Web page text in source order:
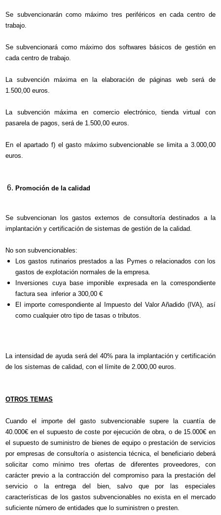
Se subvencionarán como máximo tres periféricos en cada centro de
trabajo.
Se subvencionará como máximo dos softwares básicos de gestión en
cada centro de trabajo.
La subvención máxima en la elaboración de páginas web será de
1.500,00 euros.
La subvención máxima en comercio electrónico, tienda virtual con
pasarela de pagos, será de 1.500,00 euros.
En el apartado f) el gasto máximo subvencionable se limita a 3.000,00
euros.
Promoción de la calidad
Se subvencionan los gastos externos de consultoría destinados a la
implantación y certificación de sistemas de gestión de la calidad.
No son subvencionables:
Los gastos rutinarios prestados a las Pymes o relacionados con los
gastos de explotación normales de la empresa.
Inversiones cuya base imponible expresada en la correspondiente
factura sea inferior a 300,00 €
El importe correspondiente al Impuesto del Valor Añadido (IVA), así
como cualquier otro tipo de tasas o tributos.
La intensidad de ayuda será del 40% para la implantación y certificación
de los sistemas de calidad, con el límite de 2.000,00 euros.
OTROS TEMAS
Cuando el importe del gasto subvencionable supere la cuantía de
40.000€ en el supuesto de coste por ejecución de obra, o de 15.000€ en
el supuesto de suministro de bienes de equipo o prestación de servicios
por empresas de consultoría o asistencia técnica, el beneficiario deberá
solicitar como mínimo tres ofertas de diferentes proveedores, con
carácter previo a la contracción del compromiso para la prestación del
servicio o la entrega del bien, salvo que por las especiales
características de los gastos subvencionables no exista en el mercado
suficiente número de entidades que lo suministren o presten.